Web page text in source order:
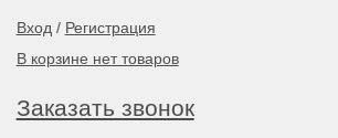
Вход / Регистрация
В корзине нет товаров
Заказать звонок